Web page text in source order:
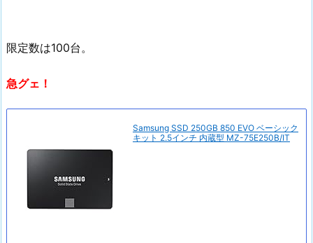
限定数は100台。
急グェ！
Samsung SSD 250GB 850 EVO ベーシック
キット 2.5インチ 内蔵型 MZ-75E250B/IT